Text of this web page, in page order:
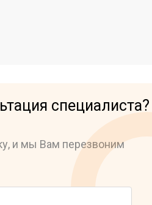
специалиста?
и мы Вам перезвоним